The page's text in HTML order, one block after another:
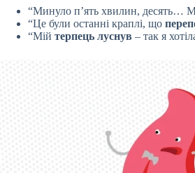
“Минуло п’ять хвилин, десять…
“Це були останні краплі, що
“Мій терпець луснув – так я